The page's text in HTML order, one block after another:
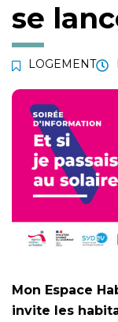
se
LOGEMENT
Mon Espace
invite les